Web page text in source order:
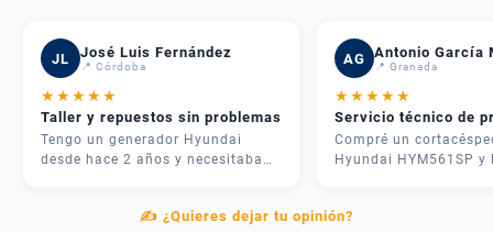
JL José Luis Fernández
📍 Córdoba
★★★★★
Taller y repuestos sin problemas
Tengo un generador Hyundai
desde hace 2 años y necesitaba
claro y en 3 días lo tenía como
AG Antonio García
📍 Granada
★★★★★
Servicio técnico de
Compré un
Hyundai HYM561SP y
teléfono y me
✍️ ¿Quieres dejar tu opinión?